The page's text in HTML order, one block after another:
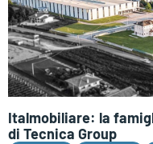
Italmobiliare: la
di Tecnica Group